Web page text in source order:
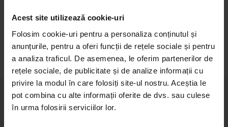
Acest site utilizează cookie-uri
Folosim cookie-uri pentru a personaliza conținutul și
anunțurile, pentru a oferi funcții de rețele sociale și pentru
a analiza traficul. De asemenea, le oferim partenerilor de
rețele sociale, de publicitate și de analize informații cu
privire la modul în care folosiți site-ul nostru. Aceștia le
pot combina cu alte informații oferite de dvs. sau culese
în urma folosirii serviciilor lor.